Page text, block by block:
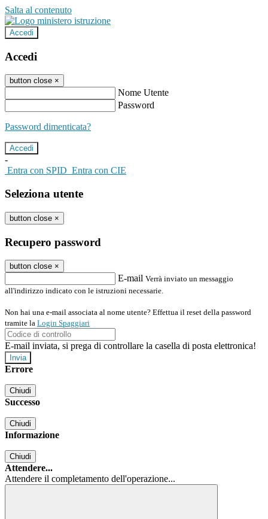
Salta al contenuto
Accedi
Accedi
button close ×
Nome Utente
Password
Password dimenticata?
-
Entra con SPID Entra con CIE
Seleziona utente
button close ×
Recupero password
button close ×
E-mail Verrà inviato un messaggio
all'indirizzo indicato con le istruzioni necessarie.
Non hai una e-mail associata al nome utente? Effettua il reset della password
tramite la Login Spaggiari
E-mail inviata, si prega di controllare la casella di posta elettronica!
Errore
Chiudi
Successo
Chiudi
Informazione
Chiudi
Attendere...
Attendere il completamento dell'operazione...